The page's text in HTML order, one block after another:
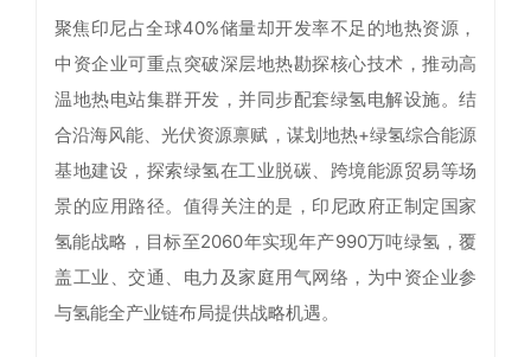
聚焦印尼占全球40%储量却开发率不足的地热资源，
中资企业可重点突破深层地热勘探核心技术，推动高
温地热电站集群开发，并同步配套绿氢电解设施。结
合沿海风能、光伏资源禀赋，谋划地热+绿氢综合能源
基地建设，探索绿氢在工业脱碳、跨境能源贸易等场
景的应用路径。值得关注的是，印尼政府正制定国家
氢能战略，目标至2060年实现年产990万吨绿氢，覆
盖工业、交通、电力及家庭用气网络，为中资企业参
与氢能全产业链布局提供战略机遇。